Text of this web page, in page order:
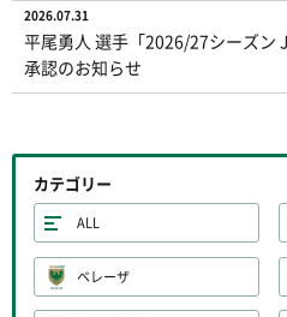
2026.07.31
平尾勇人 選手「2026/27シーズン
承認のお知らせ
カテゴリー
ALL
ベレーザ